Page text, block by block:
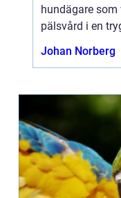
hundägare
pälsvård i en
Johan Norberg